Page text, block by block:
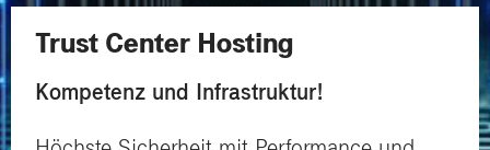
Trust Center Hosting
Kompetenz und Infrastruktur!